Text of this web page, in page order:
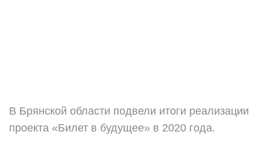
В Брянской области подвели итоги реализации
проекта «Билет в будущее» в 2020 года.